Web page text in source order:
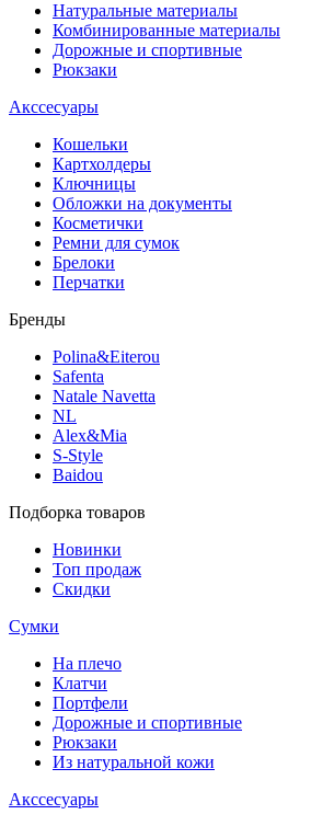
Натуральные материалы
Комбинированные материалы
Дорожные и спортивные
Рюкзаки
Акссесуары
Кошельки
Картхолдеры
Ключницы
Обложки на документы
Косметички
Ремни для сумок
Брелоки
Перчатки
Бренды
Polina&Eiterou
Safenta
Natale Navetta
NL
Alex&Mia
S-Style
Baidou
Подборка товаров
Новинки
Топ продаж
Скидки
Сумки
На плечо
Клатчи
Портфели
Дорожные и спортивные
Рюкзаки
Из натуральной кожи
Акссесуары